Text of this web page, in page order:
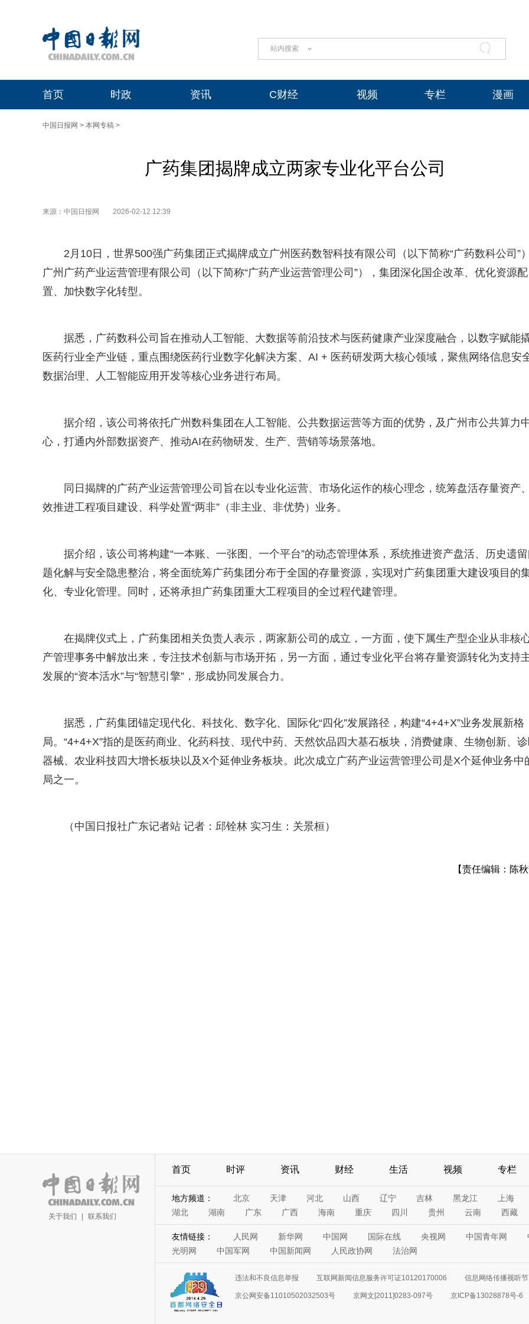
站内搜索
首页 时政 资讯 C财经 视频 专栏 漫画
中国日报网 > 本网专稿 >
广药集团揭牌成立两家专业化平台公司
来源：中国日报网 2026-02-12 12:39
2月10日，世界500强广药集团正式揭牌成立广州医药数智科技有限公司（以下简称“广药数科公司”
广州广药产业运营管理有限公司（以下简称“广药产业运营管理公司”），集团深化国企改革、优化资源配
置、加快数字化转型。
据悉，广药数科公司旨在推动人工智能、大数据等前沿技术与医药健康产业深度融合，以数字赋能
医药行业全产业链，重点围绕医药行业数字化解决方案、AI + 医药研发两大核心领域，聚焦网络信息安
数据治理、人工智能应用开发等核心业务进行布局。
据介绍，该公司将依托广州数科集团在人工智能、公共数据运营等方面的优势，及广州市公共算力
心，打通内外部数据资产、推动AI在药物研发、生产、营销等场景落地。
同日揭牌的广药产业运营管理公司旨在以专业化运营、市场化运作的核心理念，统筹盘活存量资产
效推进工程项目建设、科学处置“两非”（非主业、非优势）业务。
据介绍，该公司将构建“一本账、一张图、一个平台”的动态管理体系，系统推进资产盘活、历史遗
题化解与安全隐患整治，将全面统筹广药集团分布于全国的存量资源，实现对广药集团重大建设项目的
化、专业化管理。同时，还将承担广药集团重大工程项目的全过程代建管理。
在揭牌仪式上，广药集团相关负责人表示，两家新公司的成立，一方面，使下属生产型企业从非核
产管理事务中解放出来，专注技术创新与市场开拓，另一方面，通过专业化平台将存量资源转化为支持
发展的“资本活水”与“智慧引擎”，形成协同发展合力。
据悉，广药集团锚定现代化、科技化、数字化、国际化“四化”发展路径，构建“4+4+X”业务发展新格
局。“4+4+X”指的是医药商业、化药科技、现代中药、天然饮品四大基石板块，消费健康、生物创新、
器械、农业科技四大增长板块以及X个延伸业务板块。此次成立广药产业运营管理公司是X个延伸业务中
局之一。
（中国日报社广东记者站 记者：邱铨林 实习生：关景桓）
【责任编辑：陈
关于我们 | 联系我们
首页 时评 资讯 财经 生活 视频 专栏
地方频道： 北京 天津 河北 山西 辽宁 吉林 黑龙江
上海
湖北
湖南 广东 广西 海南 重庆 四川 贵州 云南 西藏
友情链接： 人民网 新华网 中国网 国际在线 央视网 中国青年网
光明网
中国军网 中国新闻网 人民政协网 法治网
违法和不良信息举报 互联网新闻信息服务许可证10120170006 信息网络传播视听
京公网安备11010502032503号 京网文[2011]0283-097号 京ICP备13028878号-6